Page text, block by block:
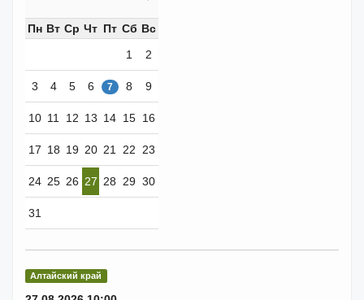
Пн Вт Ср Чт Пт Сб Вс
1
2
3 4 5 6 7 8 9
10 11 12 13 14 15 16
17 18 19 20 21 22 23
24 25 26 27 28 29 30
31
Алтайский край